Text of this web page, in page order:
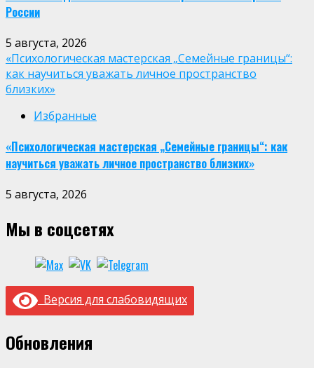
России
5 августа, 2026
«Психологическая мастерская „Семейные границы“:
как научиться уважать личное пространство
близких»
Избранные
«Психологическая мастерская „Семейные границы“: как
научиться уважать личное пространство близких»
5 августа, 2026
Мы в соцсетях
Версия для слабовидящих
Обновления